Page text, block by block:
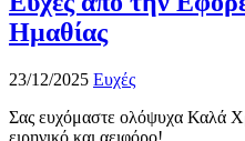
Ημαθίας
23/12/2025 Ευχές
Σας ευχόμαστε ολόψυχα Καλά